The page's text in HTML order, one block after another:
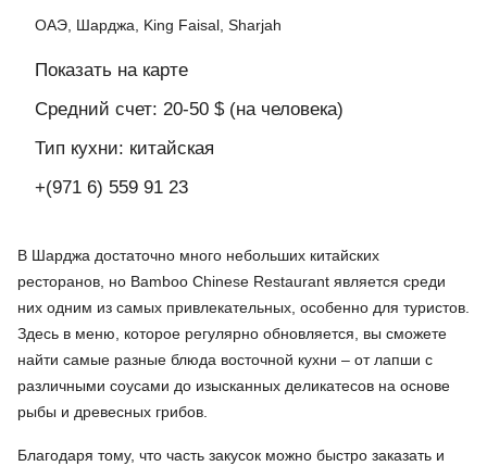
ОАЭ, Шарджа, King Faisal, Sharjah
Показать на карте
Средний счет: 20-50 $ (на человека)
Тип кухни: китайская
+(971 6) 559 91 23
В Шарджа достаточно много небольших китайских
ресторанов, но Bamboo Chinese Restaurant является среди
них одним из самых привлекательных, особенно для туристов.
Здесь в меню, которое регулярно обновляется, вы сможете
найти самые разные блюда восточной кухни – от лапши с
различными соусами до изысканных деликатесов на основе
рыбы и древесных грибов.
Благодаря тому, что часть закусок можно быстро заказать и